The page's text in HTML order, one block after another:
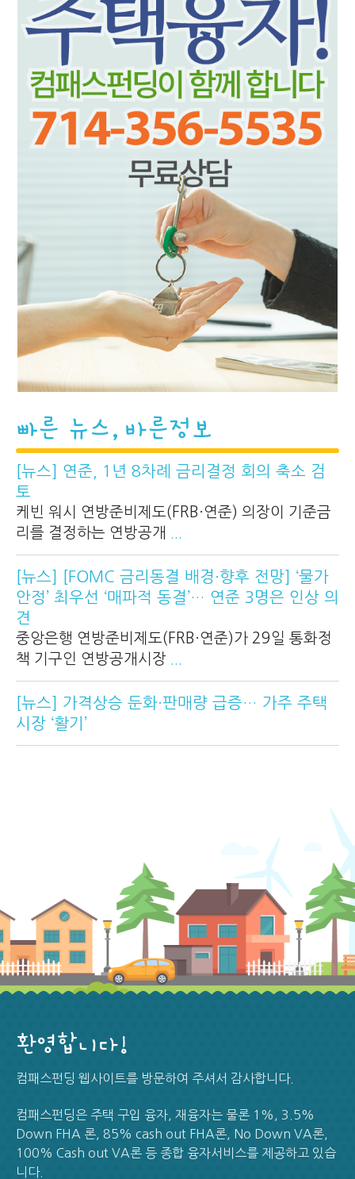
빠른 뉴스, 바른정보
[뉴스] 연준, 1년 8차례 금리결정 회의 축소 검
토
케빈 워시 연방준비제도(FRB·연준) 의장이 기준금
리를 결정하는 연방공개
[뉴스] [FOMC 금리동결 배경·향후 전망] ‘물가
안정’ 최우선 ‘매파적 동결’… 연준 3명은 인상 의
견
중앙은행 연방준비제도(FRB·연준)가 29일 통화정
책 기구인 연방공개시장
[뉴스] 가격상승 둔화·판매량 급증… 가주 주택
시장 ‘활기’
환영합니다!
컴패스펀딩 웹사이트를 방문하여 주셔서 감사합니다.
컴패스펀딩은 주택 구입 융자, 재융자는 물론 1%, 3.5%
Down FHA 론, 85% cash out FHA론, No Down VA론,
100% Cash out VA론 등 종합 융자서비스를 제공하고 있습
니다.